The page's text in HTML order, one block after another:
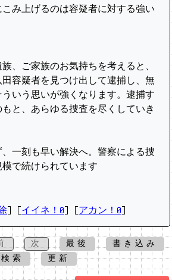
み上げるのは容疑者に対する強い
族、ご家族のお気持ちを考えると、
容疑者を見つけ出して逮捕し、無
いう思いが強くなります。逮捕す
と、あらゆる捜査を尽くしていき
一刻も早い解決へ。警察による捜
で続けられています
イイネ！0 アカン！0
次 最後
書き込み
検索
更新